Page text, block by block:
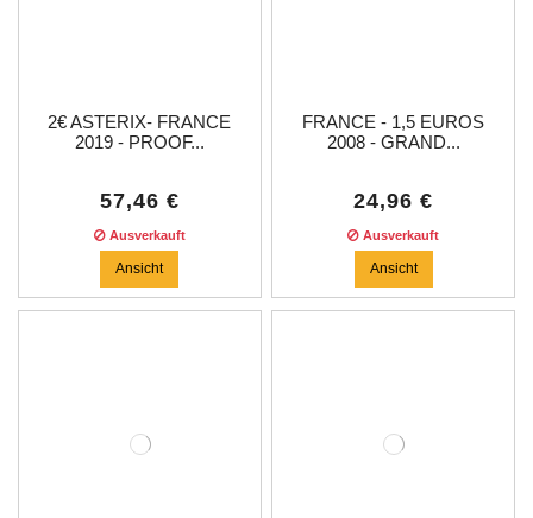
2€ ASTERIX- FRANCE
2019 - PROOF...
57,46 €
Ausverkauft
Ansicht
FRANCE - 1,5 EUROS
2008 - GRAND...
24,96 €
Ausverkauft
Ansicht